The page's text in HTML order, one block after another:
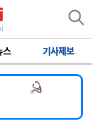
스 기사제보
사 채용
의사 공개채용